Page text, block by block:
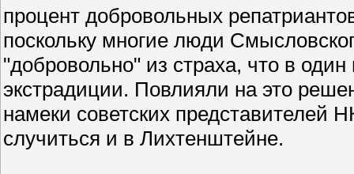
процент добровольных
поскольку многие люди
"добровольно" из страха, что в
экстрадиции. Повлияли на это
намеки советских представителей
случиться и в Лихтенштейне.